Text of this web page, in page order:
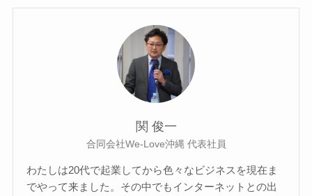
関 俊一
合同会社We-Love沖縄 代表社員
わたしは20代で起業してから色々なビジネスを現在ま
でやって来ました。その中でもインターネットとの出